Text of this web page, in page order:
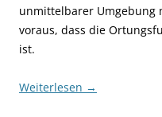
unmittelbarer Umgebung
voraus, dass die
ist.
Weiterlesen →